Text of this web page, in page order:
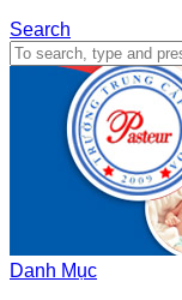
Search
Danh Mục